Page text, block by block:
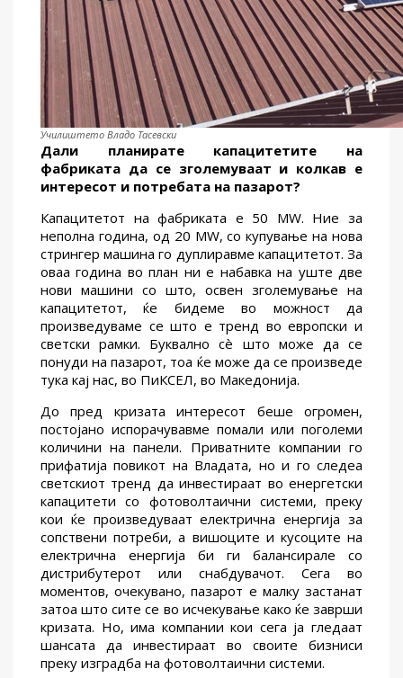
Училиштето Владо Тасевски
Дали планирате капацитетите на
фабриката да се зголемуваат и колкав е
интересот и потребата на пазарот?
Капацитетот на фабриката е 50 MW. Ние за
неполна година, од 20 MW, со купување на нова
стрингер машина го дуплиравме капацитетот. За
оваа година во план ни е набавка на уште две
нови машини со што, освен зголемување на
капацитетот, ќе бидеме во можност да
произведуваме се што е тренд во европски и
светски рамки. Буквално сè што може да се
понуди на пазарот, тоа ќе може да се произведе
тука кај нас, во ПиКСЕЛ, во Македонија.
До пред кризата интересот беше огромен,
постојано испорачувавме помали или поголеми
количини на панели. Приватните компании го
прифатија повикот на Владата, но и го следеа
светскиот тренд да инвестираат во енергетски
капацитети со фотоволтаични системи, преку
кои ќе произведуваат електрична енергија за
сопствени потреби, а вишоците и кусоците на
електрична енергија би ги балансирале со
дистрибутерот или снабдувачот. Сега во
моментов, очекувано, пазарот е малку застанат
затоа што сите се во исчекување како ќе заврши
кризата. Но, има компании кои сега ја гледаат
шансата да инвестираат во своите бизниси
преку изградба на фотоволтаични системи.